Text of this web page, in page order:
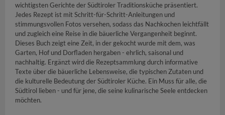
wichtigsten Gerichte der Südtiroler Traditionsküche präsentiert.
Jedes Rezept ist mit Schritt-für-Schritt-Anleitungen und
stimmungsvollen Fotos versehen, sodass das Nachkochen leichtfällt
und zugleich eine Reise in die bäuerliche Vergangenheit beginnt.
Dieses Buch zeigt eine Zeit, in der gekocht wurde mit dem, was
Garten, Hof und Dorfladen hergaben - ehrlich, saisonal und
nachhaltig. Ergänzt wird die Rezeptsammlung durch informative
Texte über die bäuerliche Lebensweise, die typischen Zutaten und
die kulturelle Bedeutung der Südtiroler Küche. Ein Muss für alle, die
Südtirol lieben - und für jene, die seine kulinarische Seele entdecken
möchten.